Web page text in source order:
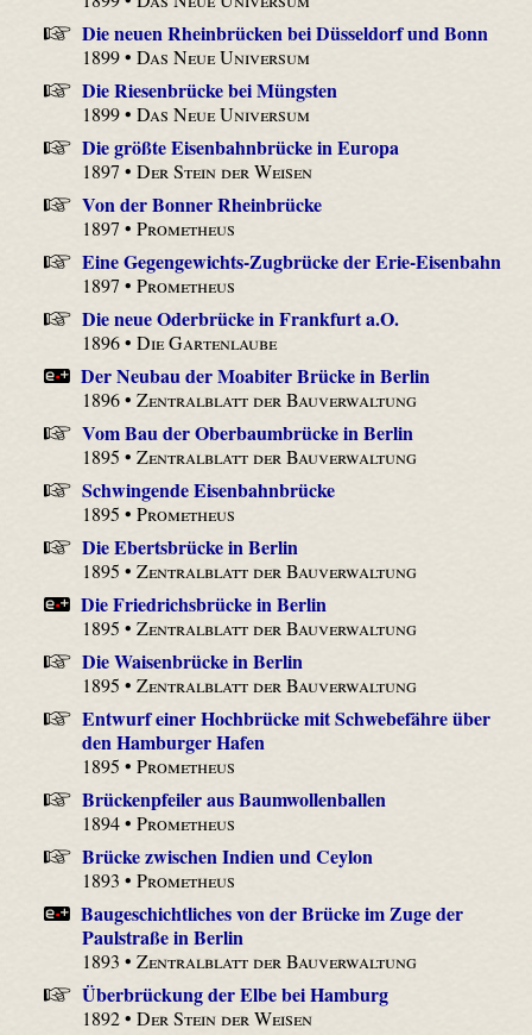
Die neuen Rheinbrücken bei Düsseldorf und Bonn
1899 •Das Neue Universum
Die Riesenbrücke bei Müngsten
1899 •Das Neue Universum
Die größte Eisenbahnbrücke in Europa
1897 •Der Stein der Weisen
Von der Bonner Rheinbrücke
1897 •Prometheus
Eine Gegengewichts-Zugbrücke der Erie-Eisenbahn
1897 •Prometheus
Die neue Oderbrücke in Frankfurt a.O.
1896 •Die Gartenlaube
Der Neubau der Moabiter Brücke in Berlin
1896 •Zentralblatt der Bauverwaltung
Vom Bau der Oberbaumbrücke in Berlin
1895 •Zentralblatt der Bauverwaltung
Schwingende Eisenbahnbrücke
1895 •Prometheus
Die Ebertsbrücke in Berlin
1895 •Zentralblatt der Bauverwaltung
Die Friedrichsbrücke in Berlin
1895 •Zentralblatt der Bauverwaltung
Die Waisenbrücke in Berlin
1895 •Zentralblatt der Bauverwaltung
Entwurf einer Hochbrücke mit Schwebefähre über
den Hamburger Hafen
1895 •Prometheus
Brückenpfeiler aus Baumwollenballen
1894 •Prometheus
Brücke zwischen Indien und Ceylon
1893 •Prometheus
Baugeschichtliches von der Brücke im Zuge der
Paulstraße in Berlin
1893 •Zentralblatt der Bauverwaltung
Überbrückung der Elbe bei Hamburg
1892 •Der Stein der Weisen